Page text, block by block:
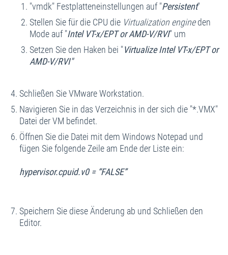
"vmdk" Festplatteneinstellungen auf "Persistent"
Stellen Sie für die CPU die Virtualization engineden
Mode auf "Intel VT-x/EPT or AMD-V/RVI" um
Setzen Sie den Haken bei "Virtualize Intel VT-x/EPT or
AMD-V/RVI"
Schließen Sie VMware Workstation.
Navigieren Sie in das Verzeichnis in der sich die "*.VMX"
Datei der VM befindet.
Öffnen Sie die Datei mit dem Windows Notepad und
fügen Sie folgende Zeile am Ende der Liste ein:
hypervisor.cpuid.v0 = “FALSE”
Speichern Sie diese Änderung ab und Schließen den
Editor.